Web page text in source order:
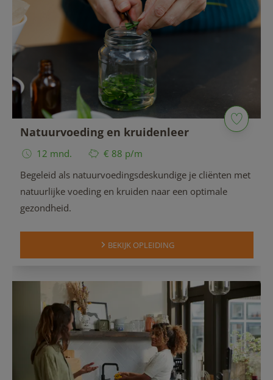
Natuurvoeding en kruidenleer
12 mnd.
€ 88 p/m
Begeleid als natuurvoedingsdeskundige je cliënten met
natuurlijke voeding en kruiden naar een optimale
gezondheid.
BEKIJK OPLEIDING